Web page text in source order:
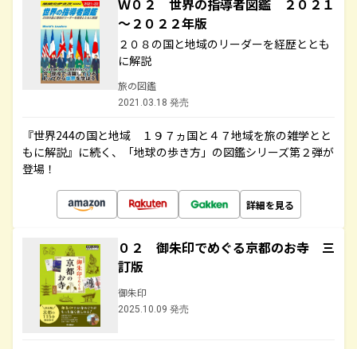
Ｗ０２ 世界の指導者図鑑 ２０２１
～２０２２年版
２０８の国と地域のリーダーを経歴ととも
に解説
旅の図鑑
2021.03.18 発売
『世界244の国と地域 １９７ヵ国と４７地域を旅の雑学とと
もに解説』に続く、「地球の歩き方」の図鑑シリーズ第２弾が
登場！
詳細を見る
０２ 御朱印でめぐる京都のお寺 三
訂版
御朱印
2025.10.09 発売